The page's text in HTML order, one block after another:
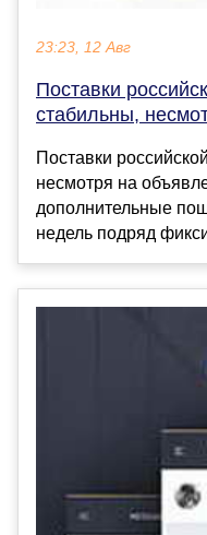
23:23, 12 Авг
Поставки
стабильны,
Поставки
несмотря на
дополнительные
недель подряд